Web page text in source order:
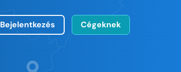
Bejelentkezés Cégeknek